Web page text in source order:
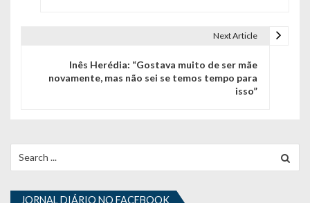
o
d
Next Article
Inês Herédia: “Gostava muito de ser mãe
novamente, mas não sei se temos tempo para
isso”
for:
JORNAL DIÁRIO NO FACEBOOK